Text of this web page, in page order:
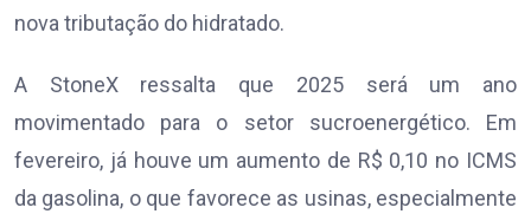
nova tributação do hidratado.
A StoneX ressalta que 2025 será um ano
movimentado para o setor sucroenergético. Em
fevereiro, já houve um aumento de R$ 0,10 no ICMS
da gasolina, o que favorece as usinas, especialmente